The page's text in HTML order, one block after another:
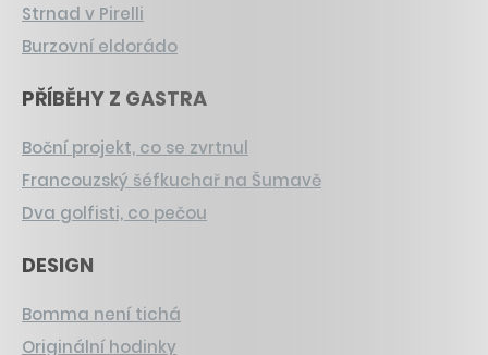
Strnad v Pirelli
Burzovní eldorádo
PŘÍBĚHY Z GASTRA
Boční projekt, co se zvrtnul
Francouzský šéfkuchař na Šumavě
Dva golfisti, co pečou
DESIGN
Bomma není tichá
Originální hodinky